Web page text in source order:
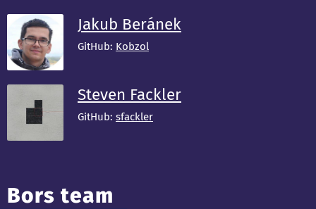
Jakub Beránek
GitHub: Kobzol
Steven Fackler
GitHub: sfackler
Bors team